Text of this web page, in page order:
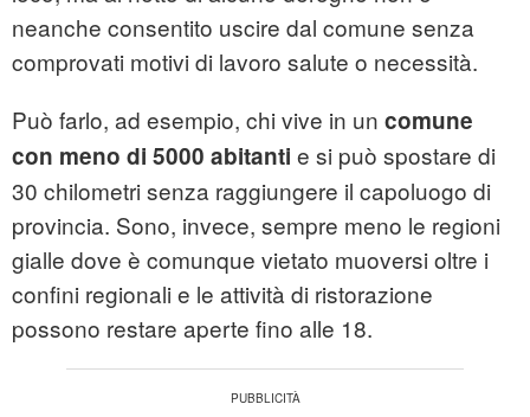
neanche consentito uscire dal comune senza
comprovati motivi di lavoro salute o necessità.
Può farlo, ad esempio, chi vive in un comune
con meno di 5000 abitanti e si può spostare di
30 chilometri senza raggiungere il capoluogo di
provincia. Sono, invece, sempre meno le regioni
gialle dove è comunque vietato muoversi oltre i
confini regionali e le attività di ristorazione
possono restare aperte fino alle 18.